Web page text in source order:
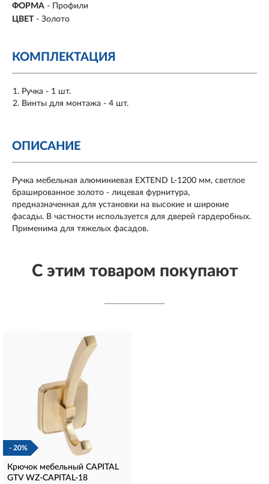
ФОРМА - Профили
ЦВЕТ - Золото
КОМПЛЕКТАЦИЯ
Ручка - 1 шт.
Винты для монтажа - 4 шт.
ОПИСАНИЕ
Ручка мебельная алюминиевая EXTEND L-1200 мм, светлое
брашированное золото - лицевая фурнитура,
предназначенная для установки на высокие и широкие
фасады. В частности используется для дверей гардеробных.
Применима для тяжелых фасадов.
С этим товаром покупают
- 20%
Крючок мебельный CAPITAL
GTV WZ-CAPITAL-18